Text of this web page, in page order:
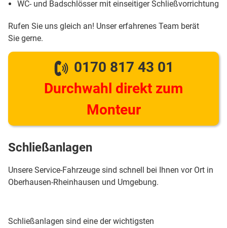
WC- und Badschlösser mit einseitiger Schließvorrichtung
Rufen Sie uns gleich an! Unser erfahrenes Team berät
Sie gerne.
0170 817 43 01
Durchwahl direkt zum
Monteur
Schließanlagen
Unsere Service-Fahrzeuge sind schnell bei Ihnen vor Ort in
Oberhausen-Rheinhausen und Umgebung.
Schließanlagen sind eine der wichtigsten